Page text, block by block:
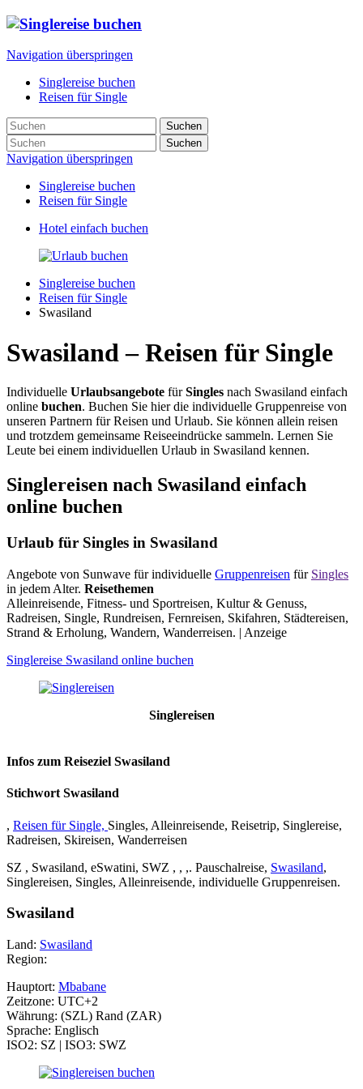
Navigation überspringen
Singlereise buchen
Reisen für Single
Suchen
Suchen
Navigation überspringen
Singlereise buchen
Reisen für Single
Hotel einfach buchen
Singlereise buchen
Reisen für Single
Swasiland
Swasiland – Reisen für Single
Individuelle Urlaubsangebote fürSingles nach Swasiland einfach
online buchen. Buchen Sie hier die individuelle Gruppenreise von
unseren Partnern für Reisen und Urlaub. Sie können allein reisen
und trotzdem gemeinsame Reiseeindrücke sammeln. Lernen Sie
Leute bei einem individuellen Urlaub in Swasiland kennen.
Singlereisen nach Swasiland einfach
online buchen
Urlaub für Singles in Swasiland
Angebote von Sunwave für individuelle Gruppenreisen für Singles
in jedem Alter. Reisethemen
Alleinreisende, Fitness- und Sportreisen, Kultur & Genuss,
Radreisen, Single, Rundreisen, Fernreisen, Skifahren, Städtereisen,
Strand & Erholung, Wandern, Wanderreisen. | Anzeige
Singlereise Swasiland online buchen
Singlereisen
Infos zum Reiseziel Swasiland
Stichwort Swasiland
, Reisen für Single, Singles, Alleinreisende, Reisetrip, Singlereise,
Radreisen, Skireisen, Wanderreisen
SZ , Swasiland, eSwatini, SWZ , , ,. Pauschalreise, Swasiland,
Singlereisen, Singles, Alleinreisende, individuelle Gruppenreisen.
Swasiland
Land: Swasiland
Region:
Hauptort: Mbabane
Zeitzone: UTC+2
Währung: (SZL) Rand (ZAR)
Sprache: Englisch
ISO2: SZ | ISO3: SWZ